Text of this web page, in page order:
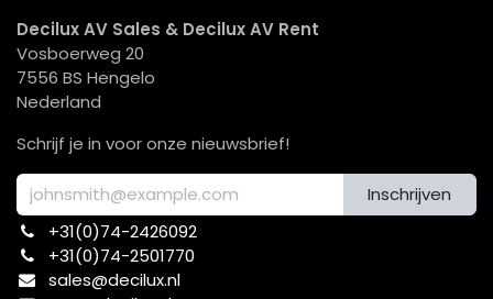
Decilux AV Sales & Decilux AV Rent
Vosboerweg 20
7556 BS Hengelo
Nederland
Schrijf je in voor onze nieuwsbrief!
Inschrijven
+31(0)74-2426092​
+31(0)74-2501770
sales@decilux.nl